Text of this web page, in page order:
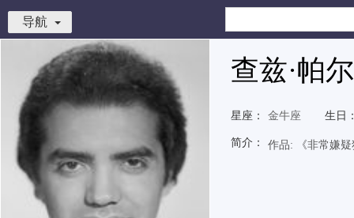
导航
查兹·帕
星座： 金牛座 生日
简介： 作品: 《非常嫌